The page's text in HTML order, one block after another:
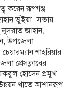
করেন রূপগঞ্জ
ভুঁইয়া। সভায়
নুসরাত জাহান,
উপজেলা
শাহরিয়ার
প্রেসক্লাবের
হোসেন প্রমুখ।
উন্নয়ন খাতে আশানরূপ